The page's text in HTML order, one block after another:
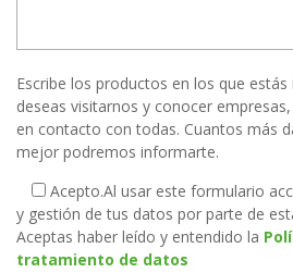
Escribe los productos en los que
deseas visitarnos y conocer
en contacto con todas. Cuantos más
mejor podremos informarte.
Acepto.Al usar este formulario
y gestión de tus datos por parte de
Aceptas haber leído y entendido la
tratamiento de datos